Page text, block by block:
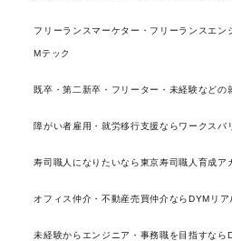
フリーランスマーケター・フリーランスエン
Mテック
既卒・第二新卒・フリーター・未経験などの
障がい者雇用・就労移行支援ならワークスバ
寿司職人になりたいなら東京寿司職人育成ア
オフィス仲介・不動産売買仲介ならDYMリア
未経験からエンジニア・事務職を目指すなら